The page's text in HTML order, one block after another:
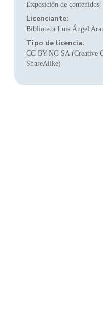
Exposición de contenidos
Licenciante:
Biblioteca Luis Ángel
Tipo de licencia:
CC BY-NC-SA (Creative
ShareAlike)